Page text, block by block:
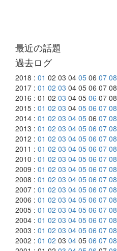
最近の話題
過去ログ
2018 : 01 02 03 04 05 06 07 08
2017 : 01 02 03 04 05 06 07 08
2016 : 01 02 03 04 05 06 07 08
2015 : 01 02 03 04 05 06 07 08
2014 : 01 02 03 04 05 06 07 08
2013 : 01 02 03 04 05 06 07 08
2012 : 01 02 03 04 05 06 07 08
2011 : 01 02 03 04 05 06 07 08
2010 : 01 02 03 04 05 06 07 08
2009 : 01 02 03 04 05 06 07 08
2008 : 01 02 03 04 05 06 07 08
2007 : 01 02 03 04 05 06 07 08
2006 : 01 02 03 04 05 06 07 08
2005 : 01 02 03 04 05 06 07 08
2004 : 01 02 03 04 05 06 07 08
2003 : 01 02 03 04 05 06 07 08
2002 : 01 02 03 04 05 06 07 08